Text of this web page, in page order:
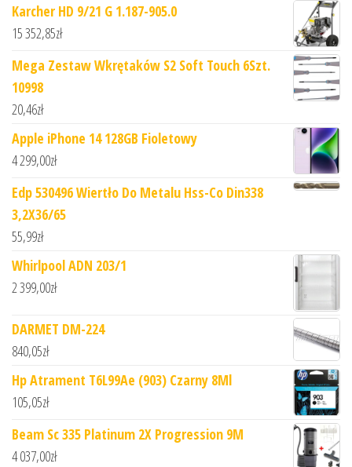
Karcher HD 9/21 G 1.187-905.0
15 352,85zł
Mega Zestaw Wkrętaków S2 Soft Touch 6Szt.
10998
20,46zł
Apple iPhone 14 128GB Fioletowy
4 299,00zł
Edp 530496 Wiertło Do Metalu Hss-Co Din338
3,2X36/65
55,99zł
Whirlpool ADN 203/1
2 399,00zł
DARMET DM-224
840,05zł
Hp Atrament T6L99Ae (903) Czarny 8Ml
105,05zł
Beam Sc 335 Platinum 2X Progression 9M
4 037,00zł